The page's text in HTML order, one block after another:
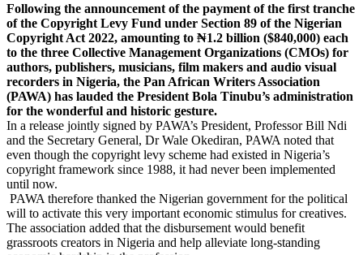
Following the announcement of the payment of the first tranche
of the Copyright Levy Fund under Section 89 of the Nigerian
Copyright Act 2022, amounting to ₦1.2 billion ($840,000) each
to the three Collective Management Organizations (CMOs) for
authors, publishers, musicians, film makers and audio visual
recorders in Nigeria, the Pan African Writers Association
(PAWA) has lauded the President Bola Tinubu’s administration
for the wonderful and historic gesture.
In a release jointly signed by PAWA’s President, Professor Bill Ndi
and the Secretary General, Dr Wale Okediran, PAWA noted that
even though the copyright levy scheme had existed in Nigeria’s
copyright framework since 1988, it had never been implemented
until now.
PAWA therefore thanked the Nigerian government for the political
will to activate this very important economic stimulus for creatives.
The association added that the disbursement would benefit
grassroots creators in Nigeria and help alleviate long-standing